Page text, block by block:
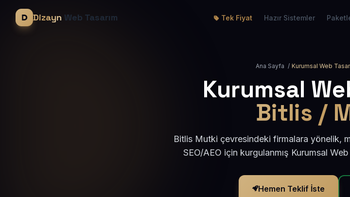
Dizayn Web Tasarım Tek Fiyat Hazır Sistemler
Ana Sayfa / Kurumsal Web
Kurumsal
Bitlis /
Bitlis Mutki çevresindeki firmalara yönelik,
SEO/AEO için kurgulanmış Kurumsal Web
Hemen Teklif İste